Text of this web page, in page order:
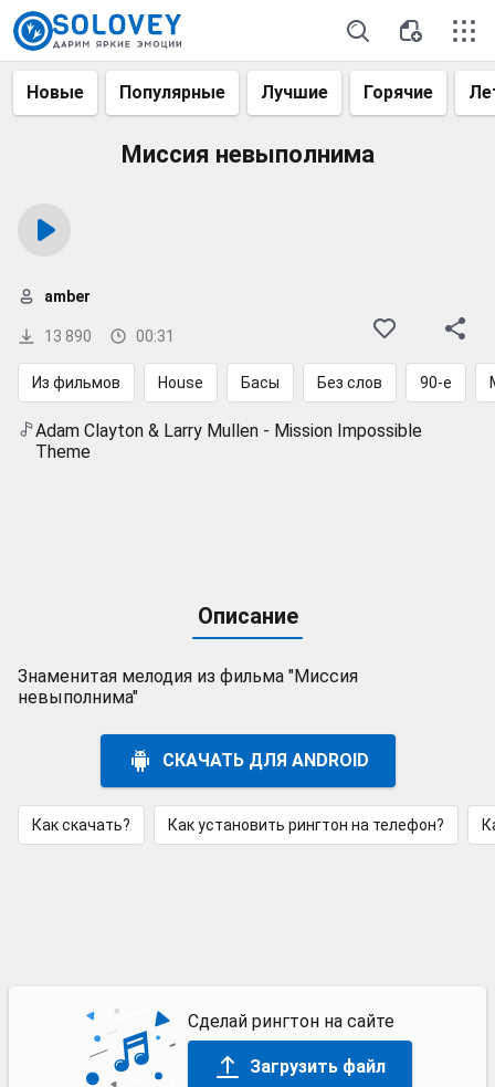
Новые Популярные Лучшие Горячие
Миссия невыполнима
13 890 00:31
amber
Из фильмов House Басы Без слов 90-е
Adam Clayton & Larry Mullen - Mission Impossible
Theme
Описание
Знаменитая мелодия из фильма "Миссия
невыполнима"
СКАЧАТЬ ДЛЯ ANDROID
Как скачать? Как установить рингтон на телефон?
Сделай рингтон на сайте
Загрузить файл